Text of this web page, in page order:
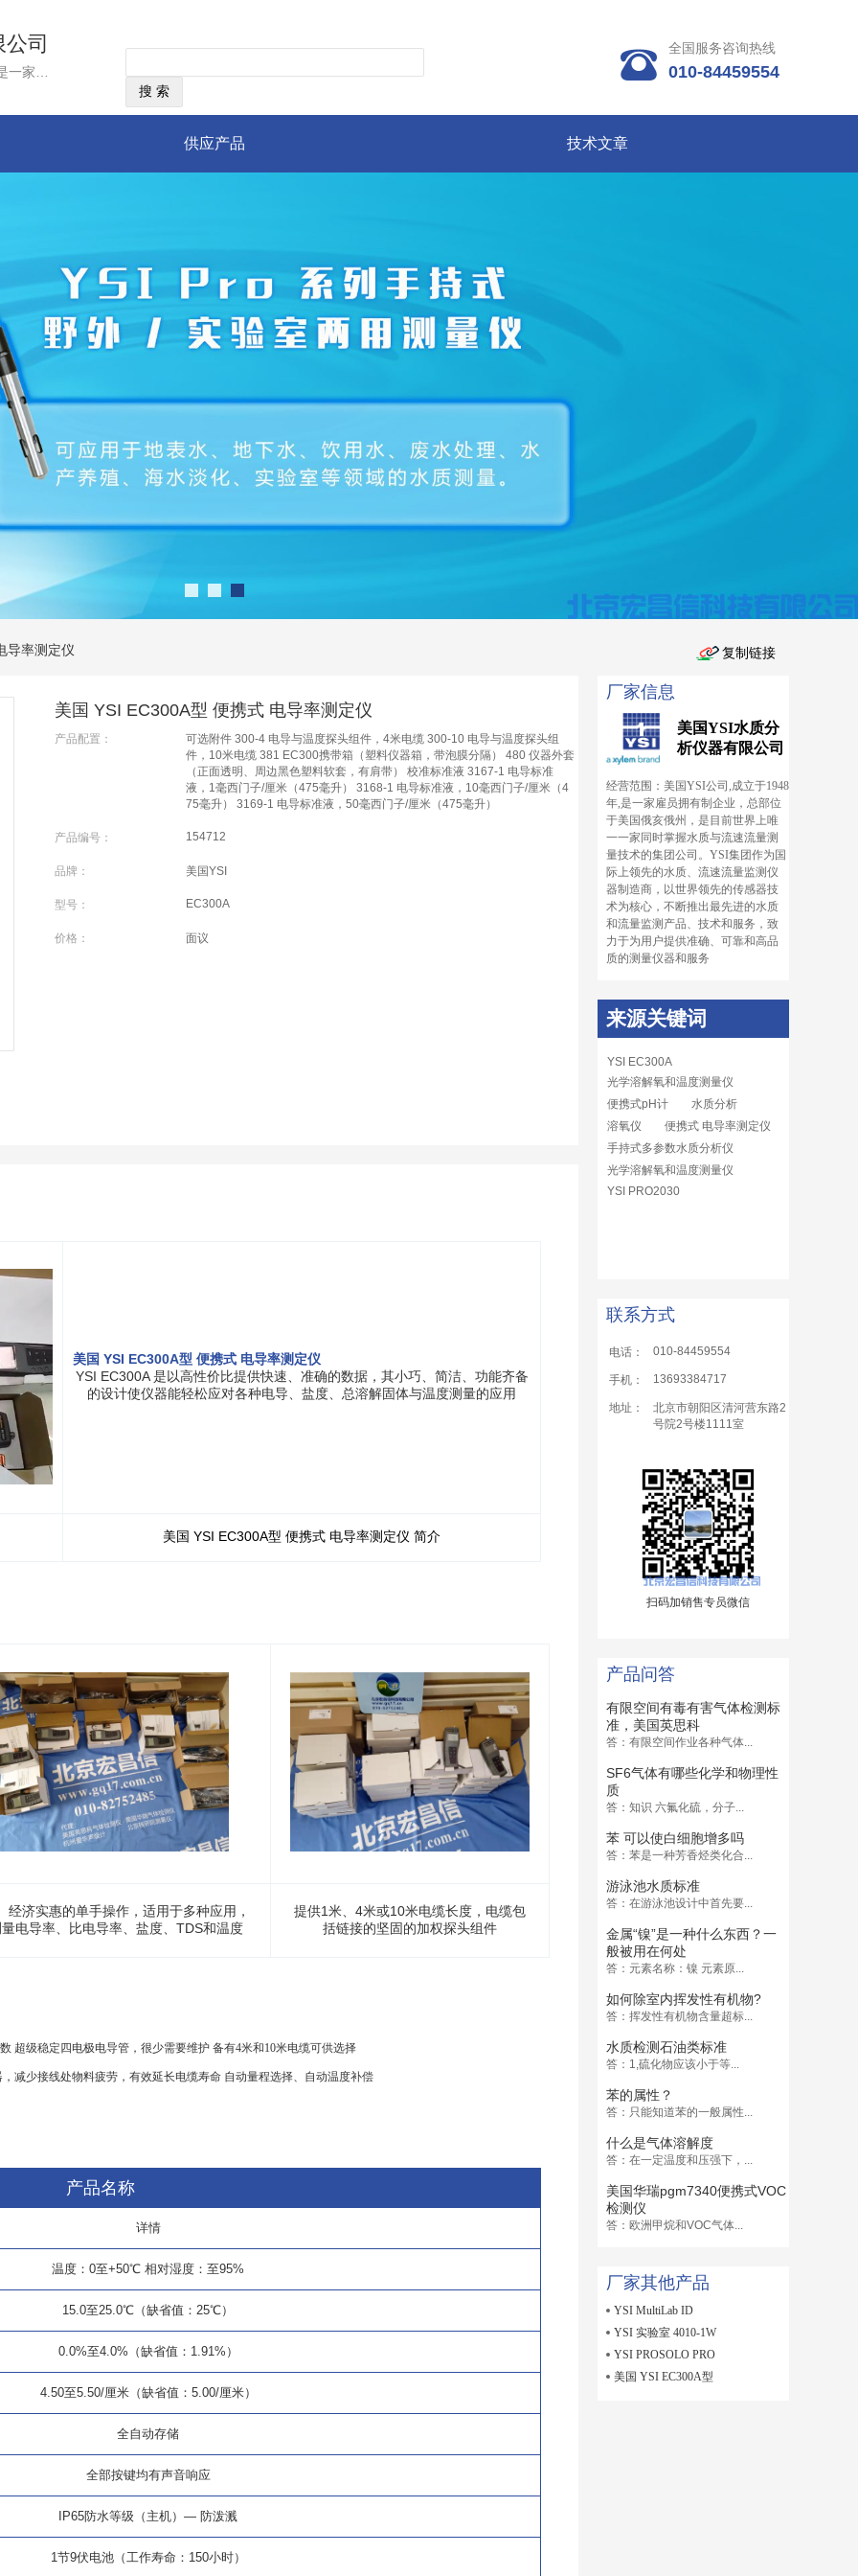
司
 全国服务咨询热线
010-84459554
供应产品 技术文章
导率测定仪
美国 YSI EC300A型 便携式 电导率测定仪
产品配置：
可选附件 300-4 电导与温度探头组件，4米电缆 300-10 电导与温度探头组
件，10米电缆 381 EC300携带箱（塑料仪器箱，带泡膜分隔） 480 仪器外套
（正面透明、周边黑色塑料软套，有肩带） 校准标准液 3167-1 电导标准
液，1毫西门子/厘米（475毫升） 3168-1 电导标准液，10毫西门子/厘米（4
75毫升） 3169-1 电导标准液，50毫西门子/厘米（475毫升）
产品编号： 154712
品牌： 美国YSI
型号： EC300A
价格： 面议
美国 YSI EC300A型 便携式 电导率测定仪
YSI EC300A 是以高性价比提供快速、准确的数据，其小巧、简洁、功能齐备
的设计使仪器能轻松应对各种电导、盐度、总溶解固体与温度测量的应用
美国 YSI EC300A型 便携式 电导率测定仪 简介
经济实惠的单手操作，适用于多种应用，
电导率、比电导率、盐度、TDS和温度
提供1米、4米或10米电缆长度，电缆包
括链接的坚固的加权探头组件
超级稳定四电极电导管，很少需要维护 备有4米和10米电缆可供选择
减少接线处物料疲劳，有效延长电缆寿命 自动量程选择、自动温度补偿
产品名称
详情
温度：0至+50℃ 相对湿度：至95%
15.0至25.0℃（缺省值：25℃）
0.0%至4.0%（缺省值：1.91%）
4.50至5.50/厘米（缺省值：5.00/厘米）
全自动存储
全部按键均有声音响应
IP65防水等级（主机）— 防泼溅
1节9伏电池（工作寿命：150小时）
厂家信息
美国YSI水质分
析仪器有限公司
经营范围：美国YSI公司,成立于1948
年,是一家雇员拥有制企业，总部位
于美国俄亥俄州，是目前世界上唯
一一家同时掌握水质与流速流量测
量技术的集团公司。YSI集团作为国
际上领先的水质、流速流量监测仪
器制造商，以世界领先的传感器技
术为核心，不断推出最先进的水质
和流量监测产品、技术和服务，致
力于为用户提供准确、可靠和高品
质的测量仪器和服务
来源关键词
YSI EC300A
光学溶解氧和温度测量仪
便携式pH计
水质分析
溶氧仪
便携式 电导率测定仪
手持式多参数水质分析仪
光学溶解氧和温度测量仪
YSI PRO2030
联系方式
电话： 010-84459554
手机： 13693384717
地址：
北京市朝阳区清河营东路2
号院2号楼1111室
扫码加销售专员微信
产品问答
有限空间有毒有害气体检测标
准，美国英思科
答：有限空间作业各种气体...
SF6气体有哪些化学和物理性
质
答：知识 六氟化硫，分子...
苯 可以使白细胞增多吗
答：苯是一种芳香烃类化合...
游泳池水质标准
答：在游泳池设计中首先要...
金属“镍”是一种什么东西？一
般被用在何处
答：元素名称：镍 元素原...
如何除室内挥发性有机物?
答：挥发性有机物含量超标...
水质检测石油类标准
答：1,硫化物应该小于等...
苯的属性？
答：只能知道苯的一般属性...
什么是气体溶解度
答：在一定温度和压强下，...
美国华瑞pgm7340便携式VOC
检测仪
答：欧洲甲烷和VOC气体...
厂家其他产品
YSI MultiLab ID
YSI 实验室 4010-1W
YSI PROSOLO PRO
美国 YSI EC300A型